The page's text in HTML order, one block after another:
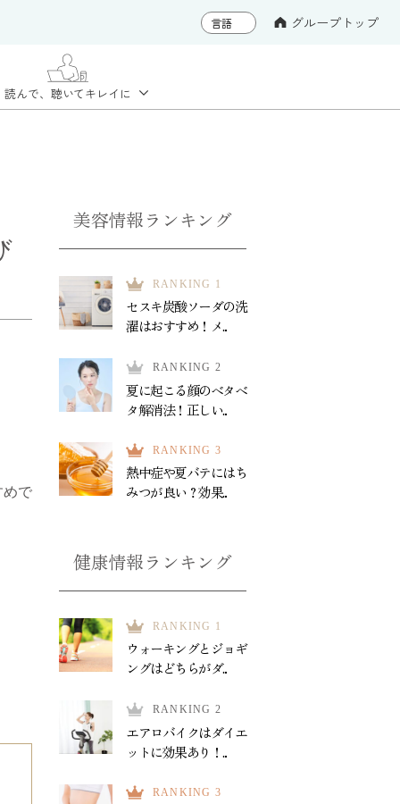
グループトップ
読んで、聴いてキレイに
めで
美容情報ランキング
RANKING 1
セスキ炭酸ソーダの洗
濯はおすすめ！メ...
RANKING 2
夏に起こる顔のベタベ
タ解消法！正しい...
RANKING 3
熱中症や夏バテにはち
みつが良い？効果...
健康情報ランキング
RANKING 1
ウォーキングとジョギ
ングはどちらがダ...
RANKING 2
エアロバイクはダイエ
ットに効果あり！...
RANKING 3